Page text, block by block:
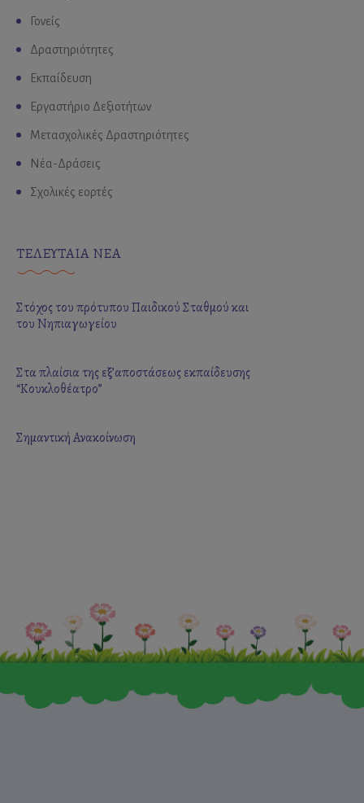
Γονείς
Δραστηριότητες
Εκπαίδευση
Εργαστήριο Δεξιοτήτων
Μετασχολικές Δραστηριότητες
Νέα-Δράσεις
Σχολικές εορτές
ΤΕΛΕΥΤΑΙΑ ΝΕΑ
Στόχος του πρότυπου Παιδικού Σταθμού και
του Νηπιαγωγείου
Στα πλαίσια της εξ’αποστάσεως εκπαίδευσης
“Κουκλοθέατρο”
Σημαντική Ανακοίνωση